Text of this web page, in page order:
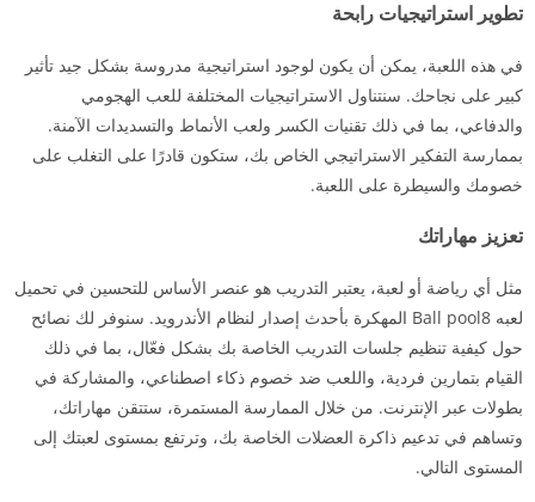
تطوير استراتيجيات رابحة
في هذه اللعبة، يمكن أن يكون لوجود استراتيجية مدروسة بشكل جيد تأثير
كبير على نجاحك. سنتناول الاستراتيجيات المختلفة للعب الهجومي
والدفاعي، بما في ذلك تقنيات الكسر ولعب الأنماط والتسديدات الآمنة.
بممارسة التفكير الاستراتيجي الخاص بك، ستكون قادرًا على التغلب على
خصومك والسيطرة على اللعبة.
تعزيز مهاراتك
مثل أي رياضة أو لعبة، يعتبر التدريب هو عنصر الأساس للتحسين في تحميل
لعبه Ball pool8 المهكرة بأحدث إصدار لنظام الأندرويد. سنوفر لك نصائح
حول كيفية تنظيم جلسات التدريب الخاصة بك بشكل فعّال، بما في ذلك
القيام بتمارين فردية، واللعب ضد خصوم ذكاء اصطناعي، والمشاركة في
بطولات عبر الإنترنت. من خلال الممارسة المستمرة، ستتقن مهاراتك،
وتساهم في تدعيم ذاكرة العضلات الخاصة بك، وترتفع بمستوى لعبتك إلى
المستوى التالي.